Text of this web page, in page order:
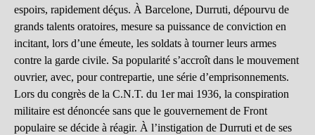
espoirs, rapidement déçus. À Barcelone, Durruti, dépourvu de
grands talents oratoires, mesure sa puissance de conviction en
incitant, lors d’une émeute, les soldats à tourner leurs armes
contre la garde civile. Sa popularité s’accroît dans le mouvement
ouvrier, avec, pour contrepartie, une série d’emprisonnements.
Lors du congrès de la C.N.T. du 1er mai 1936, la conspiration
militaire est dénoncée sans que le gouvernement de Front
populaire se décide à réagir. À l’instigation de Durruti et de ses